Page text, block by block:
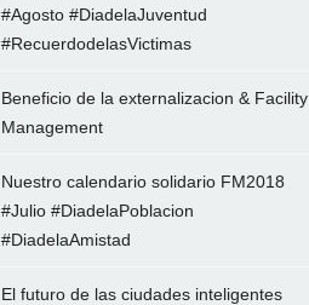
#Agosto #DiadelaJuventud
#RecuerdodelasVictimas
Beneficio de la externalizacion & Facility
Management
Nuestro calendario solidario FM2018
#Julio #DiadelaPoblacion
#DiadelaAmistad
El futuro de las ciudades inteligentes